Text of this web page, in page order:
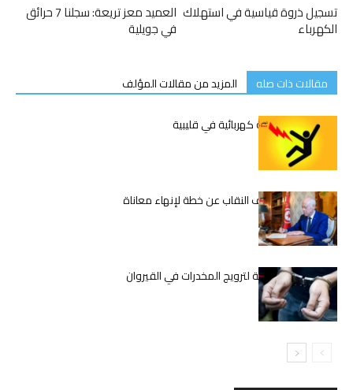
العميد معز تريعة: سجلنا 7 حرائق
في جويلية
تسجيل ذروة قياسية في استهلاك
الكهرباء
مقالات ذات صله
المزيد من مقالات المؤلف
وفاة شاب بصعقة كهربائية في قليبية
قيس سعيّد يكشف النقاب عن خطة لإنهاء معاناة
المعلمين
تفكيك شبكة دولية لترويج المخدرات في القيروان